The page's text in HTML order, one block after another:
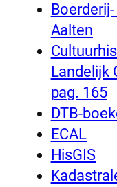
Aalten
Landelijk
pag. 165
DTB-
ECAL
HisGIS